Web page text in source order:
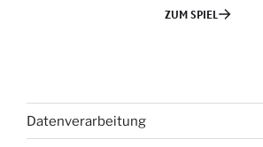
Datenverarbeitung